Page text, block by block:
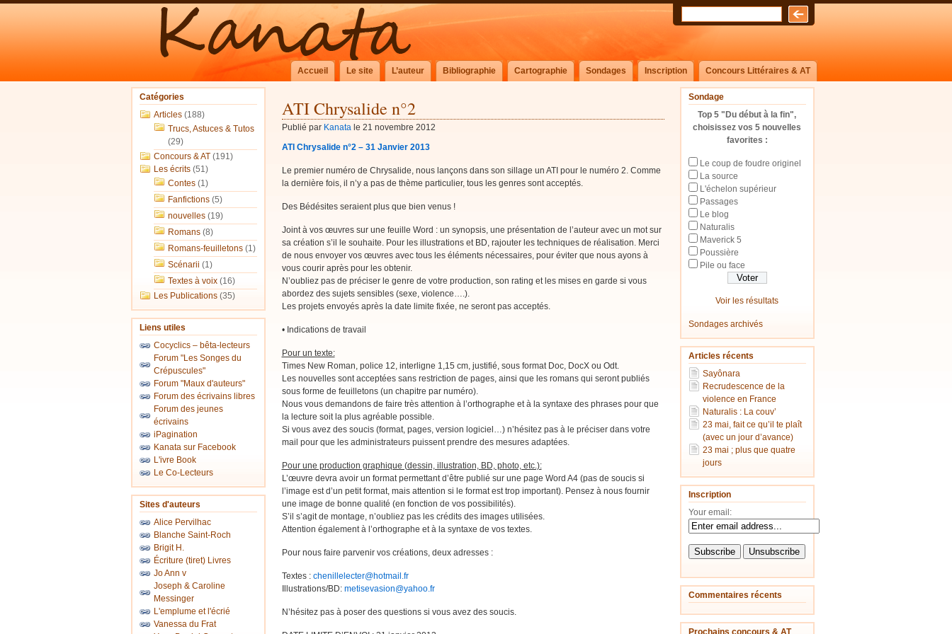
Accueil Le site L’auteur Bibliographie Cartographie Sondages Inscription Concours Littéraires & AT
Sondage
Top 5 "Du début à la fin",
choisissez vos 5 nouvelles
favorites :
Le coup de foudre originel
La source
L'échelon supérieur
Passages
Le blog
Naturalis
Maverick 5
Poussière
Pile ou face
Voir les résultats
Sondages archivés
Articles récents
Sayônara
Recrudescence de la
violence en France
Naturalis : La couv’
23 mai, fait ce qu’il te plaît
(avec un jour d’avance)
23 mai ; plus que quatre
jours
Inscription
Your email:
Commentaires récents
Prochains concours & AT
Catégories
Articles(188)
Trucs, Astuces & Tutos
(29)
Concours & AT(191)
Les écrits(51)
Contes(1)
Fanfictions(5)
nouvelles(19)
Romans(8)
Romans-feuilletons(1)
Scénarii (1)
Textes à voix(16)
Les Publications(35)
Liens utiles
Cocyclics – bêta-lecteurs
Forum "Les Songes du
Crépuscules"
Forum "Maux d'auteurs"
Forum des écrivains libres
Forum des jeunes
écrivains
iPagination
Kanata sur Facebook
L'ivre Book
Le Co-Lecteurs
Sites d'auteurs
Alice Pervilhac
Blanche Saint-Roch
Brigit H.
Écriture (tiret) Livres
Jo Ann v
Joseph & Caroline
Messinger
L'emplume et l'écrié
Vanessa du Frat
ATI Chrysalide n°2
Publié par Kanatale 21 novembre 2012
ATI Chrysalide n°2 – 31 Janvier 2013
Le premier numéro de Chrysalide, nous lançons dans son sillage un ATI pour le numéro 2. Comme
la dernière fois, il n’y a pas de thème particulier, tous les genres sont acceptés.
Des Bédésites seraient plus que bien venus !
Joint à vos œuvres sur une feuille Word : un synopsis, une présentation de l’auteur avec un mot sur
sa création s’il le souhaite. Pour les illustrations et BD, rajouter les techniques de réalisation. Merci
de nous envoyer vos œuvres avec tous les éléments nécessaires, pour éviter que nous ayons à
vous courir après pour les obtenir.
N’oubliez pas de préciser le genre de votre production, son rating et les mises en garde si vous
abordez des sujets sensibles (sexe, violence….).
Les projets envoyés après la date limite fixée, ne seront pas acceptés.
• Indications de travail
Pour un texte:
Times New Roman, police 12, interligne 1,15 cm, justifié, sous format Doc, DocX ou Odt.
Les nouvelles sont acceptées sans restriction de pages, ainsi que les romans qui seront publiés
sous forme de feuilletons (un chapitre par numéro).
Nous vous demandons de faire très attention à l’orthographe et à la syntaxe des phrases pour que
la lecture soit la plus agréable possible.
Si vous avez des soucis (format, pages, version logiciel…) n’hésitez pas à le préciser dans votre
mail pour que les administrateurs puissent prendre des mesures adaptées.
Pour une production graphique (dessin, illustration, BD, photo, etc.):
L’œuvre devra avoir un format permettant d’être publié sur une page Word A4 (pas de soucis si
l’image est d’un petit format, mais attention si le format est trop important). Pensez à nous fournir
une image de bonne qualité (en fonction de vos possibilités).
S’il s’agit de montage, n’oubliez pas les crédits des images utilisées.
Attention également à l’orthographe et à la syntaxe de vos textes.
Pour nous faire parvenir vos créations, deux adresses :
Textes : chenillelecter@hotmail.fr
Illustrations/BD: metisevasion@yahoo.fr
N’hésitez pas à poser des questions si vous avez des soucis.